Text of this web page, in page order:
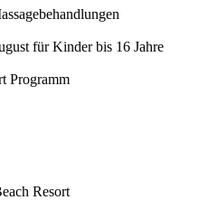
für Kinder bis 16 Jahre
Programm
Resort